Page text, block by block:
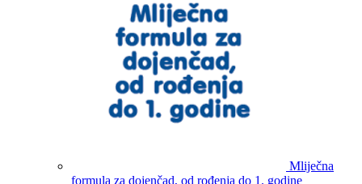
Mliječna
formula za dojenčad, od rođenja do 1. godine